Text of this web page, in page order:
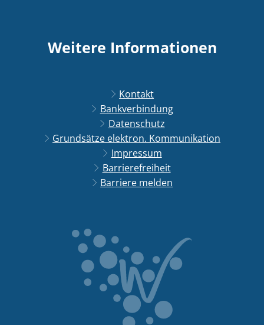
Weitere Informationen
Kontakt
Bankverbindung
Datenschutz
Grundsätze elektron. Kommunikation
Impressum
Barrierefreiheit
Barriere melden